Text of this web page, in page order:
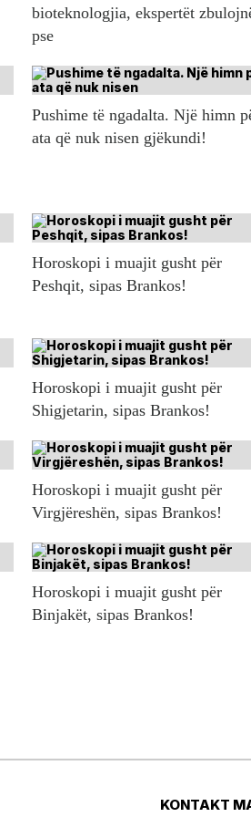
bioteknologjia, ekspertët
pse
Pushime të ngadalta. Një himn
ata që nuk nisen gjëkundi!
Horoskopi i muajit gusht për
Peshqit, sipas Brankos!
Horoskopi i muajit gusht për
Shigjetarin, sipas Brankos!
Horoskopi i muajit gusht për
Virgjëreshën, sipas Brankos!
Horoskopi i muajit gusht për
Binjakët, sipas Brankos!
KONTAKT